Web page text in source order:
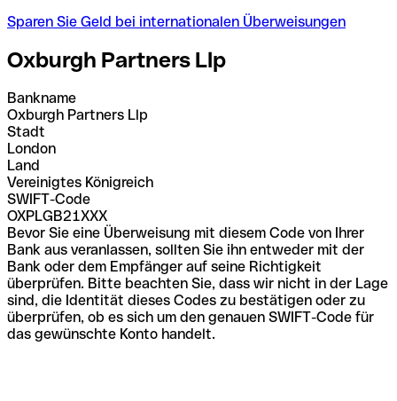
Sparen Sie Geld bei internationalen Überweisungen
Oxburgh Partners Llp
Bankname
Oxburgh Partners Llp
Stadt
London
Land
Vereinigtes Königreich
SWIFT-Code
OXPLGB21XXX
Bevor Sie eine Überweisung mit diesem Code von Ihrer
Bank aus veranlassen, sollten Sie ihn entweder mit der
Bank oder dem Empfänger auf seine Richtigkeit
überprüfen. Bitte beachten Sie, dass wir nicht in der Lage
sind, die Identität dieses Codes zu bestätigen oder zu
überprüfen, ob es sich um den genauen SWIFT-Code für
das gewünschte Konto handelt.